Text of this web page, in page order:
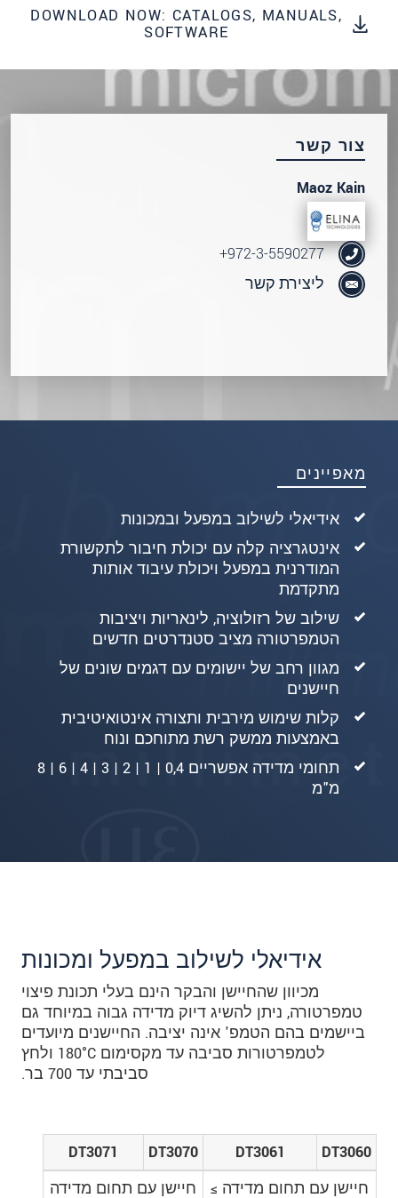
DOWNLOAD NOW: CATALOGS, MANUALS,
SOFTWARE
מאפיינים
אידיאלי לשילוב במפעל ובמכונות
אינטגרציה קלה עם יכולת חיבור לתקשורת
המודרנית במפעל ויכולת עיבוד אותות
מתקדמת
שילוב של רזולוציה, לינאריות ויציבות
הטמפרטורה מציב סטנדרטים חדשים
מגוון רחב של יישומים עם דגמים שונים של
חיישנים
קלות שימוש מירבית ותצורה אינטואיטיבית
באמצעות ממשק רשת מתוחכם ונוח
תחומי מדידה אפשריים 0,4 | 1 | 2 | 3 | 4 | 6 | 8
מ"מ
צור קשר
Maoz Kain
972-3-5590277+
ליצירת קשר
שלח הודעה
אידיאלי לשילוב במפעל ומכונות
מכיוון שהחיישן והבקר הינם בעלי תכונת פיצוי
טמפרטורה, ניתן להשיג דיוק מדידה גבוה במיוחד גם
ביישמים בהם הטמפ' אינה יציבה. החיישנים מיועדים
לטמפרטורות סביבה עד מקסימום 180°C ולחץ
סביבתי עד 700 בר.
DT3060
DT3061
DT3070
DT3071
חיישן עם תחום מדידה ≥
חיישן עם תחום מדידה